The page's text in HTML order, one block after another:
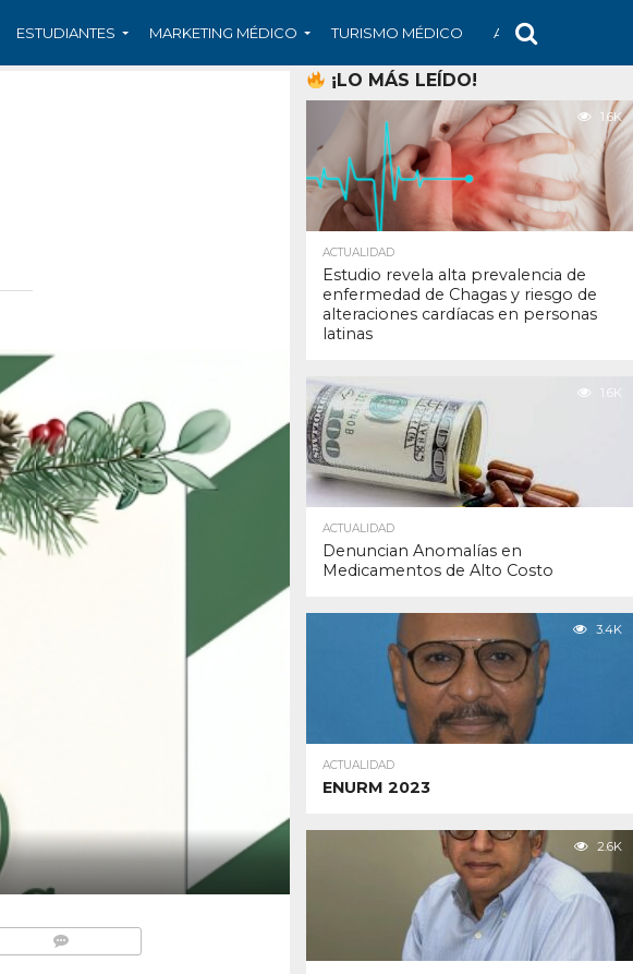
ESTUDIANTES MARKETING MÉDICO TURISMO MÉDICO ARS
¡LO MÁS LEÍDO!
1.6K
ACTUALIDAD
Estudio revela alta prevalencia de
enfermedad de Chagas y riesgo de
alteraciones cardíacas en personas
latinas
1.6K
ACTUALIDAD
Denuncian Anomalías en
Medicamentos de Alto Costo
3.4K
ACTUALIDAD
ENURM 2023
2.6K